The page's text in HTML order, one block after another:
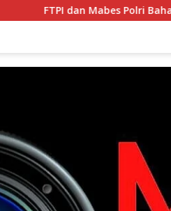
Polri Bahas Detail Jelang